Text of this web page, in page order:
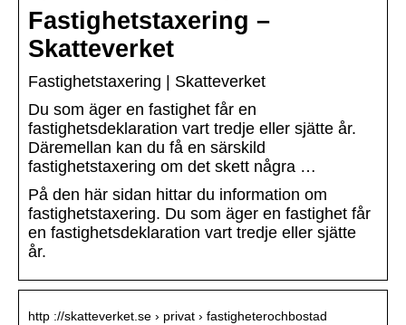
Fastighetstaxering –
Skatteverket
Fastighetstaxering | Skatteverket
Du som äger en fastighet får en
fastighetsdeklaration vart tredje eller sjätte år.
Däremellan kan du få en särskild
fastighetstaxering om det skett några …
På den här sidan hittar du information om
fastighetstaxering. Du som äger en fastighet får
en fastighetsdeklaration vart tredje eller sjätte
år.
http ://skatteverket.se › privat › fastigheterochbostad